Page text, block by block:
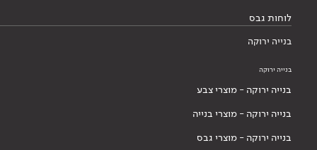
לוחות גבס
בנייה ירוקה
בנייה ירוקה
בנייה ירוקה - מוצרי צבע
בנייה ירוקה - מוצרי בנייה
בנייה ירוקה - מוצרי גבס